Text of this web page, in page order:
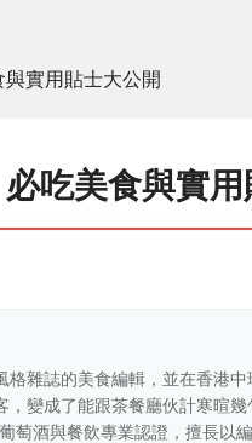
實用貼士大公開
吃美食與實用
雜誌的美食編輯，並在香港
變成了能跟茶餐廳伙計寒暄幾
萄酒與餐飲專業認證，擅長以